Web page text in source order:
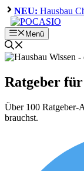
Zum
Inhalt
springen
NEU: Hausbau
Menü
Ratgeber
Über 100 Ratgeber-
brauchst.